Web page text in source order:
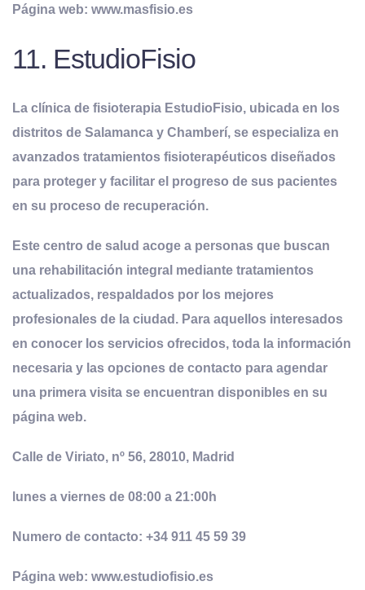
Página web: www.masfisio.es
11. EstudioFisio
La clínica de fisioterapia EstudioFisio, ubicada en los
distritos de Salamanca y Chamberí, se especializa en
avanzados tratamientos fisioterapéuticos diseñados
para proteger y facilitar el progreso de sus pacientes
en su proceso de recuperación.
Este centro de salud acoge a personas que buscan
una rehabilitación integral mediante tratamientos
actualizados, respaldados por los mejores
profesionales de la ciudad. Para aquellos interesados
en conocer los servicios ofrecidos, toda la información
necesaria y las opciones de contacto para agendar
una primera visita se encuentran disponibles en su
página web.
Calle de Viriato, nº 56, 28010, Madrid
lunes a viernes de 08:00 a 21:00h
Numero de contacto: +34 911 45 59 39
Página web: www.estudiofisio.es